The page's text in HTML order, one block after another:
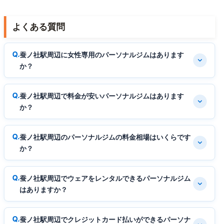
よくある質問
蚕ノ社駅周辺に女性専用のパーソナルジムはあります
か？
蚕ノ社駅周辺で料金が安いパーソナルジムはあります
か？
蚕ノ社駅周辺のパーソナルジムの料金相場はいくらです
か？
蚕ノ社駅周辺でウェアをレンタルできるパーソナルジム
はありますか？
蚕ノ社駅周辺でクレジットカード払いができるパーソナ